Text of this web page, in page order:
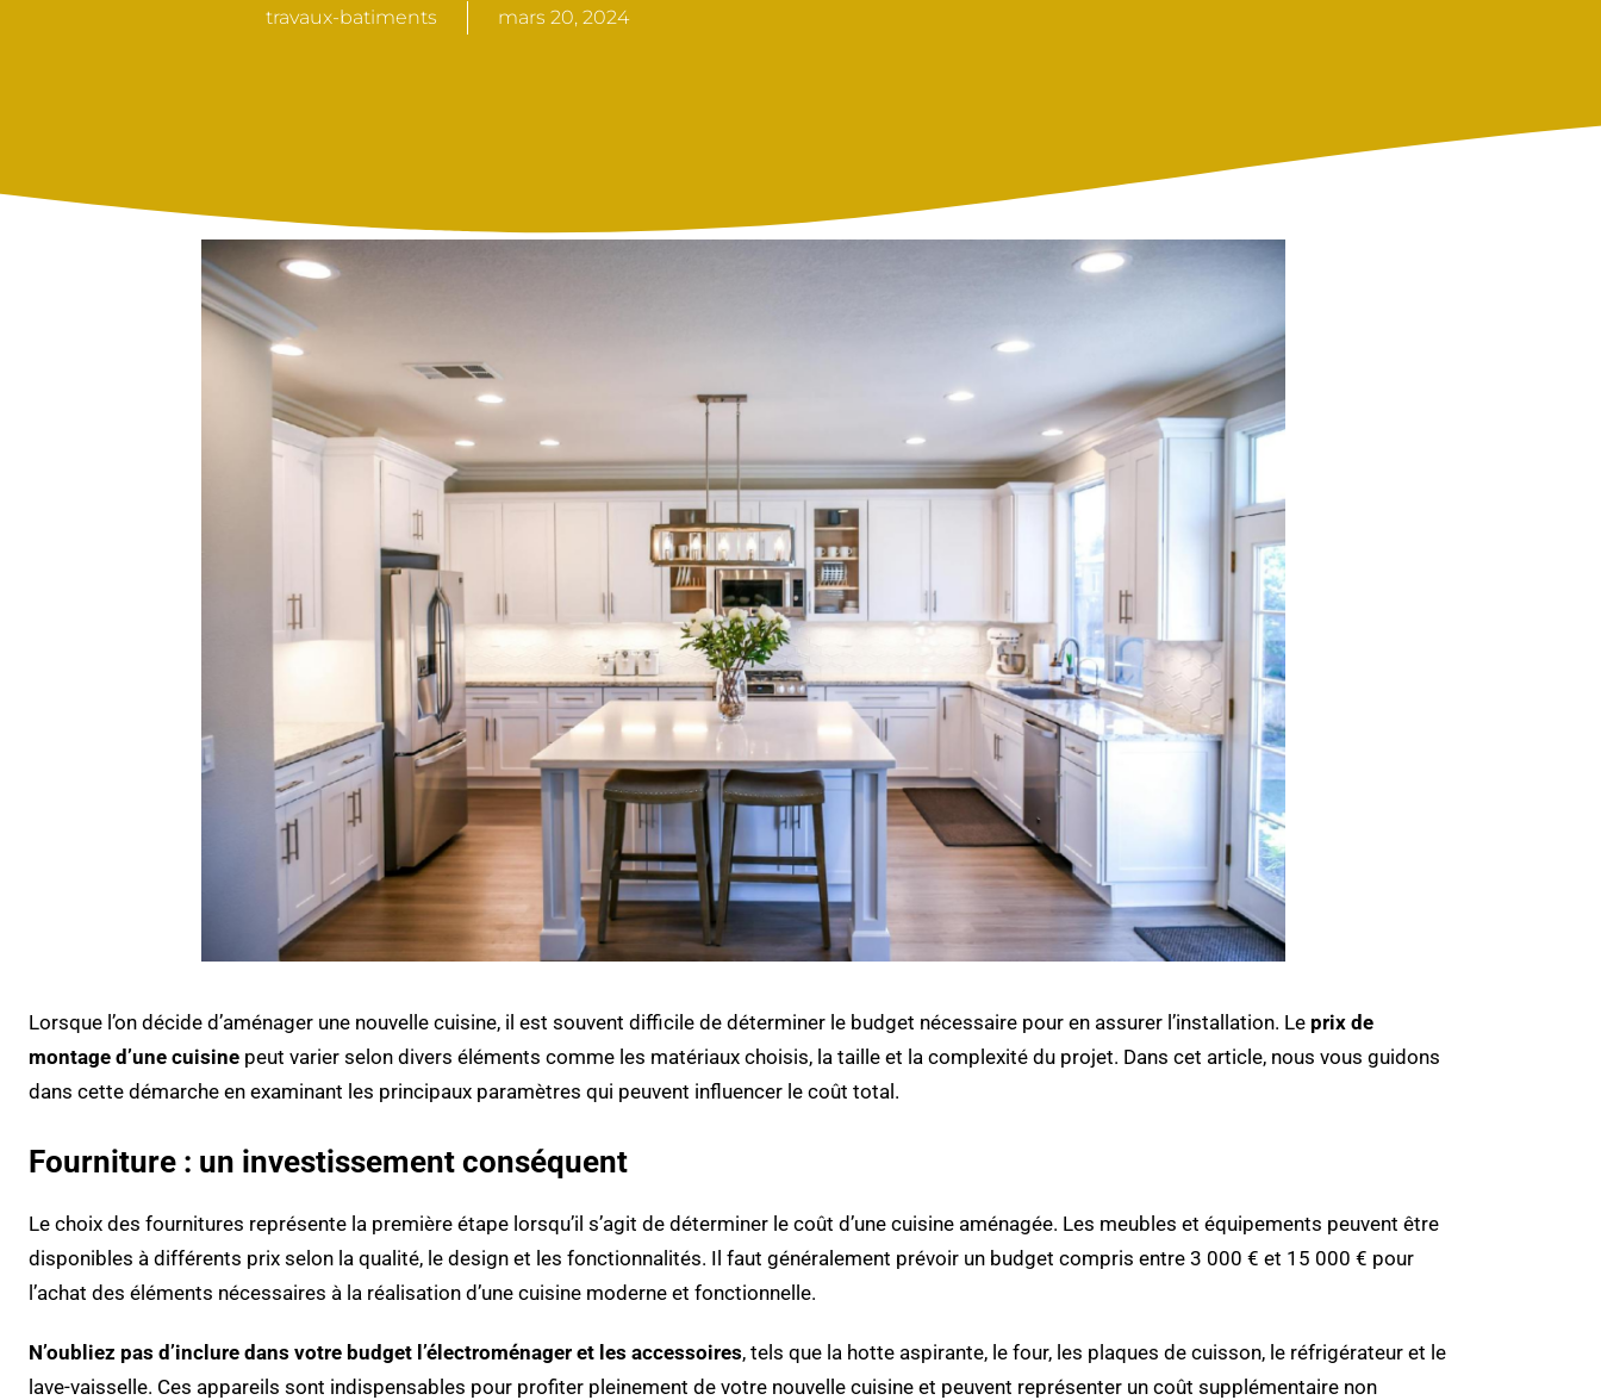
travaux-batiments mars 20, 2024
Lorsque l’on décide d’aménager une nouvelle cuisine, il est souvent difficile de déterminer le budget nécessaire pour en assurer l’installation. Le prix de
montage d’une cuisine peut varier selon divers éléments comme les matériaux choisis, la taille et la complexité du projet. Dans cet article, nous vous guidons
dans cette démarche en examinant les principaux paramètres qui peuvent influencer le coût total.
Fourniture : un investissement conséquent
Le choix des fournitures représente la première étape lorsqu’il s’agit de déterminer le coût d’une cuisine aménagée. Les meubles et équipements peuvent être
disponibles à différents prix selon la qualité, le design et les fonctionnalités. Il faut généralement prévoir un budget compris entre 3 000 € et 15 000 € pour
l’achat des éléments nécessaires à la réalisation d’une cuisine moderne et fonctionnelle.
N’oubliez pas d’inclure dans votre budget l’électroménager et les accessoires, tels que la hotte aspirante, le four, les plaques de cuisson, le réfrigérateur et le
lave-vaisselle. Ces appareils sont indispensables pour profiter pleinement de votre nouvelle cuisine et peuvent représenter un coût supplémentaire non